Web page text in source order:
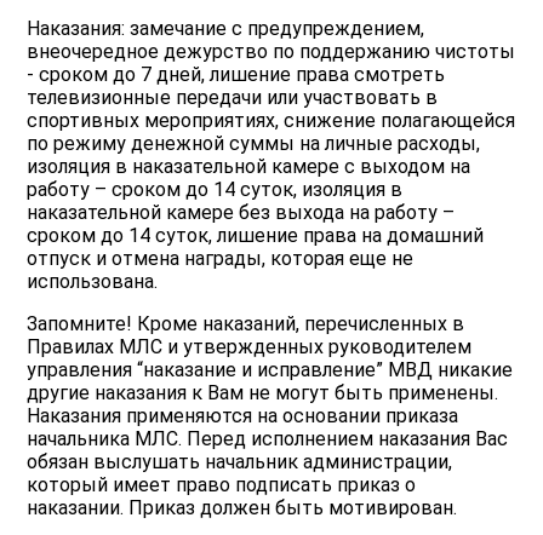
Наказания: замечание с предупреждением,
внеочередное дежурство по поддержанию чистоты
- сроком до 7 дней, лишение права смотреть
телевизионные передачи или участвовать в
спортивных мероприятиях, снижение полагающейся
по режиму денежной суммы на личные расходы,
изоляция в наказательной камере с выходом на
работу – сроком до 14 суток, изоляция в
наказательной камере без выхода на работу –
сроком до 14 суток, лишение права на домашний
отпуск и отмена награды, которая еще не
использована.
Запомните! Кроме наказаний, перечисленных в
Правилах МЛС и утвержденных руководителем
управления “наказание и исправление” МВД никакие
другие наказания к Вам не могут быть применены.
Наказания применяются на основании приказа
начальника МЛС. Перед исполнением наказания Вас
обязан выслушать начальник администрации,
который имеет право подписать приказ о
наказании. Приказ должен быть мотивирован.